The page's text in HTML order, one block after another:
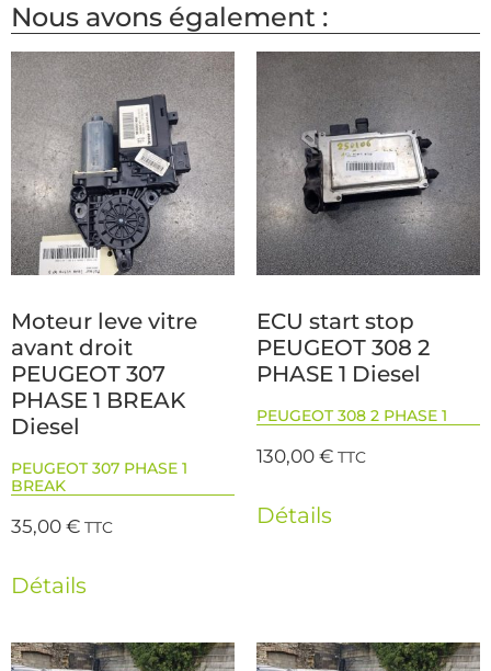
Nous avons également :
Moteur leve vitre
avant droit
PEUGEOT 307
PHASE 1 BREAK
Diesel
PEUGEOT 307 PHASE 1
BREAK
35,00€ TTC
Détails
ECU start stop
PEUGEOT 308 2
PHASE 1 Diesel
PEUGEOT 308 2 PHASE 1
130,00€ TTC
Détails